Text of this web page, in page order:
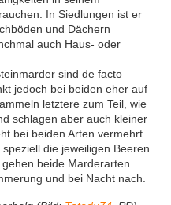
In Siedlungen ist er
und Dächern
auch Haus- oder
sind de facto
jedoch bei beiden eher auf
letztere zum Teil, wie
schlagen aber auch kleiner
bei beiden Arten vermehrt
die jeweiligen Beeren
beide Marderarten
und bei Nacht nach.